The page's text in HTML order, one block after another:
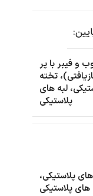
و فیبر با پر
(100٪ کاغذ بازیافتی)، تخته
لبه های
پلاستیکی
پلاستیکی،
های پلاستیکی